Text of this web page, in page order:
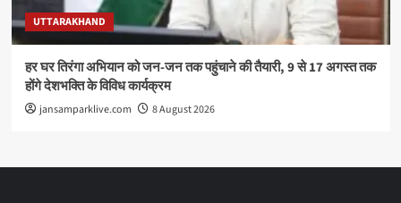
UTTARAKHAND
हर घर तिरंगा अभियान को जन-जन तक पहुंचाने की तैयारी, 9 से 17 अगस्त तक
होंगे देशभक्ति के विविध कार्यक्रम
jansamparklive.com 8 August 2026